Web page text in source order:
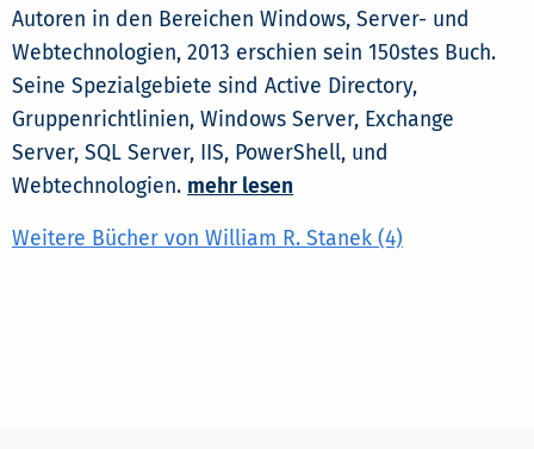
Autoren in den Bereichen Windows, Server- und
Webtechnologien, 2013 erschien sein 150stes Buch.
Seine Spezialgebiete sind Active Directory,
Gruppenrichtlinien, Windows Server, Exchange
Server, SQL Server, IIS, PowerShell, und
Webtechnologien. mehr lesen
Weitere Bücher von William R. Stanek (4)